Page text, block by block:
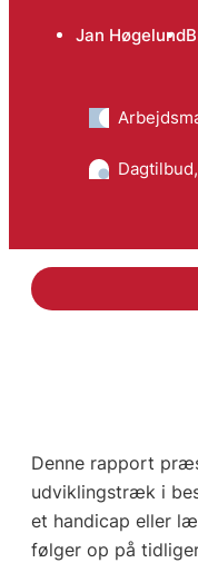
Jan Høgelund
Denne rapport
udviklingstræk i
et handicap eller
følger op på